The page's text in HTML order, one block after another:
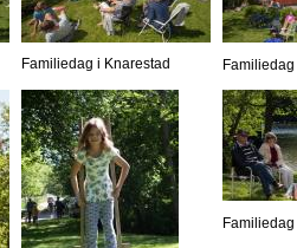
Familiedag i Knarestad